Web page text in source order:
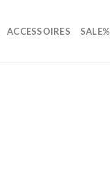
ACCESSOIRES SALE%